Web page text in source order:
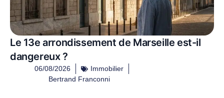
Le 13e arrondissement de Marseille est-il
dangereux ?
06/08/2026
Immobilier
Bertrand Franconni